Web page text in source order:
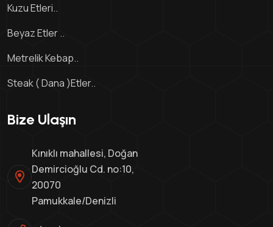
Kuzu Etleri..
Beyaz Etler ..
Metrelik Kebap..
Steak ( Dana )Etler..
Bize Ulaşın
Kınıklı mahallesi, Doğan
Demircioğlu Cd. no:10,
20070
Pamukkale/Denizli